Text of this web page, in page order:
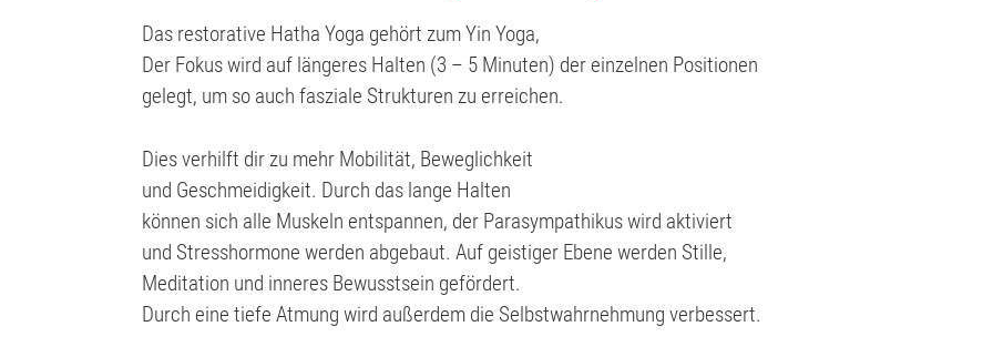
Das restorative Hatha Yoga gehört zum Yin Yoga,
Der Fokus wird auf längeres Halten (3 – 5 Minuten) der einzelnen Positionen
gelegt, um so auch fasziale Strukturen zu erreichen.
Dies verhilft dir zu mehr Mobilität, Beweglichkeit
und Geschmeidigkeit. Durch das lange Halten
können sich alle Muskeln entspannen, der Parasympathikus wird aktiviert
und Stresshormone werden abgebaut. Auf geistiger Ebene werden Stille,
Meditation und inneres Bewusstsein gefördert.
Durch eine tiefe Atmung wird außerdem die Selbstwahrnehmung verbessert.